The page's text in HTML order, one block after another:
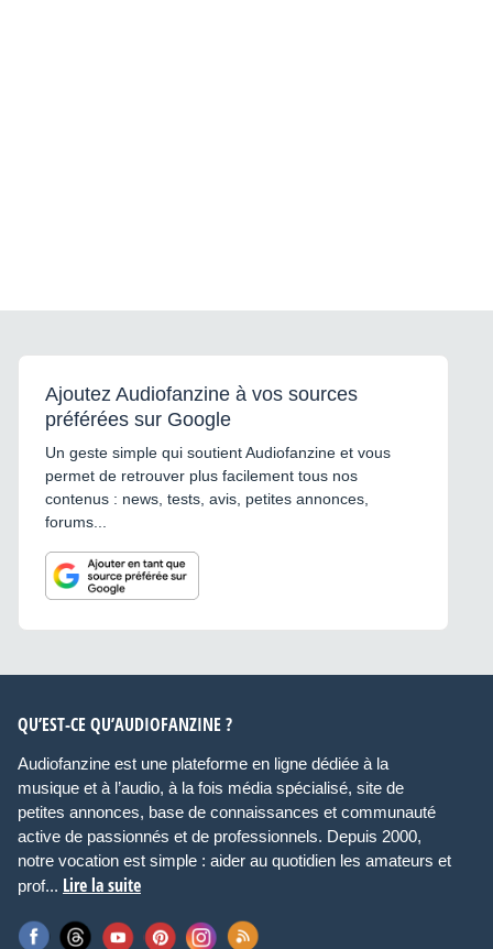
Ajoutez Audiofanzine à vos sources
préférées sur Google
Un geste simple qui soutient Audiofanzine et vous
permet de retrouver plus facilement tous nos
contenus : news, tests, avis, petites annonces,
forums...
QU’EST-CE QU’AUDIOFANZINE ?
Audiofanzine est une plateforme en ligne dédiée à la
musique et à l’audio, à la fois média spécialisé, site de
petites annonces, base de connaissances et communauté
active de passionnés et de professionnels. Depuis 2000,
notre vocation est simple : aider au quotidien les amateurs et
prof... Lire la suite